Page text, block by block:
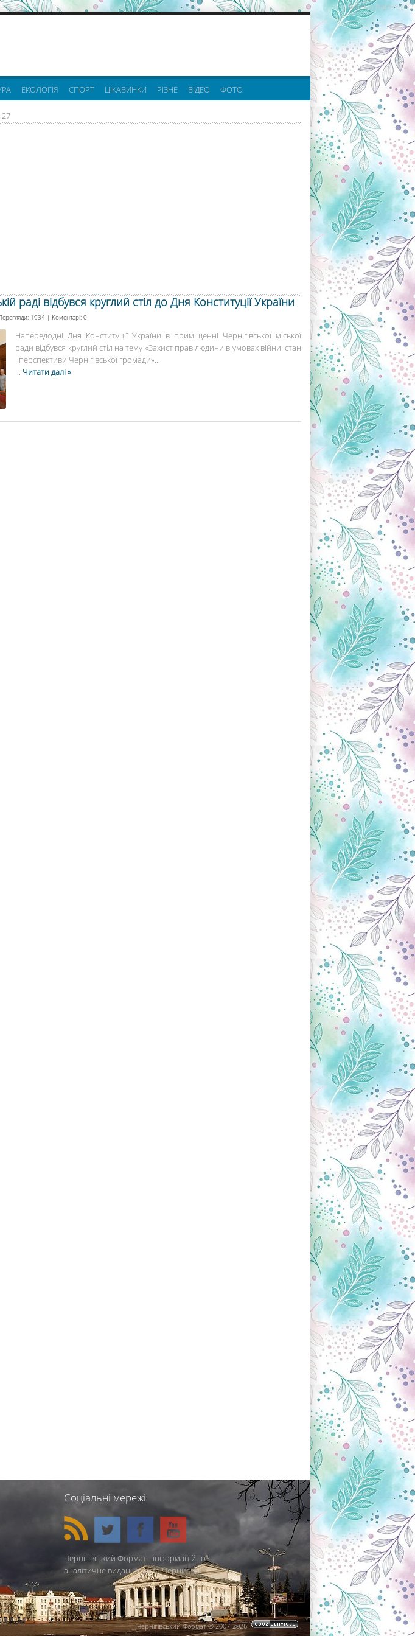
реклама партнерів:
ЕКОЛОГІЯ СПОРТ ЦІКАВИНКИ РІЗНЕ ВІДЕО ФОТО
27
раді відбувся круглий стіл до Дня Конституції України
1934 | Коментарі: 0
Напередодні Дня Конституції України в приміщенні Чернігівської міської
ради відбувся круглий стіл на тему «Захист прав людини в умовах війни: стан
і перспективи Чернігівської громади»....
... Читати далі »
Соціальні мережі
Чернігівський Формат - інформаційно-
аналітичне видання міста Чернігова.
Чернігівський Формат © 2007-2026. .